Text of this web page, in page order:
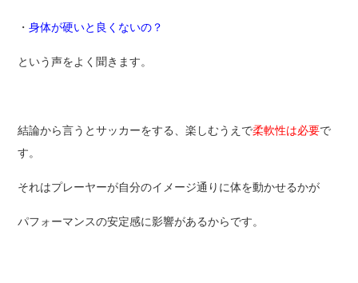
・身体が硬いと良くないの？
という声をよく聞きます。
結論から言うとサッカーをする、楽しむうえで柔軟性は必要で
す。
それはプレーヤーが自分のイメージ通りに体を動かせるかが
パフォーマンスの安定感に影響があるからです。